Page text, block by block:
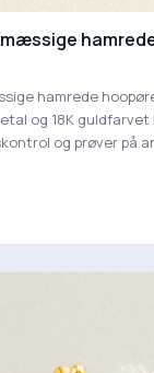
hamrede
og 18K
og prøver på